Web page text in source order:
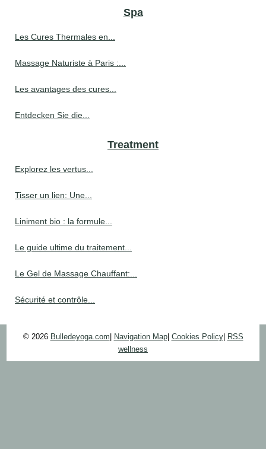
Spa
Les Cures Thermales en...
Massage Naturiste à Paris :...
Les avantages des cures...
Entdecken Sie die...
Treatment
Explorez les vertus...
Tisser un lien: Une...
Liniment bio : la formule...
Le guide ultime du traitement...
Le Gel de Massage Chauffant:...
Sécurité et contrôle...
© 2026 Bulledeyoga.com Navigation Map| Cookies Policy| RSS
wellness